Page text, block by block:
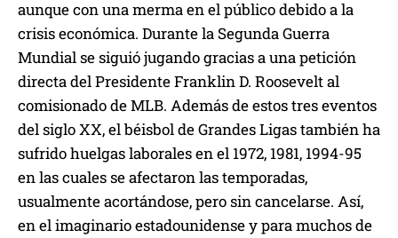
aunque con una merma en el público debido a la
crisis económica. Durante la Segunda Guerra
Mundial se siguió jugando gracias a una petición
directa del Presidente Franklin D. Roosevelt al
comisionado de MLB. Además de estos tres eventos
del siglo XX, el béisbol de Grandes Ligas también ha
sufrido huelgas laborales en el 1972, 1981, 1994-95
en las cuales se afectaron las temporadas,
usualmente acortándose, pero sin cancelarse. Así,
en el imaginario estadounidense y para muchos de